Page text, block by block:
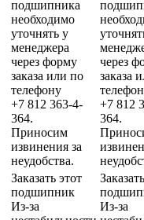
подшипника
необходимо
уточнять у
менеджера
через форму
заказа или по
телефону
+7 812 363-4-
364.
Приносим
извинения за
неудобства.
через
заказа
+7 812
364.
Заказать этот
подшипник
Из-за
Из-за